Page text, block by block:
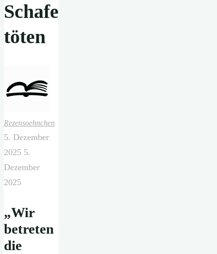
Schafe
töten
Rezensoehnchen
5. Dezember
2025 5.
Dezember
2025
„Wir
betreten
die